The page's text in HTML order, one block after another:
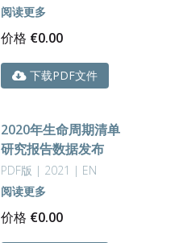
阅读更多
价格 €0.00
下载PDF文件
2020年生命周期清单
研究报告数据发布
PDF版 | 2021 | EN
阅读更多
价格 €0.00